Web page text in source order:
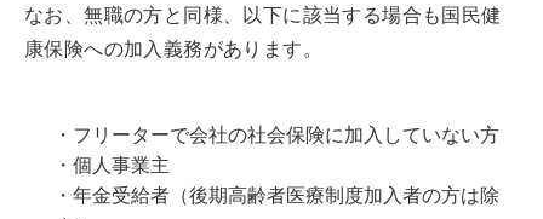
なお、無職の方と同様、以下に該当する場合も国民健
康保険への加入義務があります。
・フリーターで会社の社会保険に加入していない方
・個人事業主
・年金受給者（後期高齢者医療制度加入者の方は除